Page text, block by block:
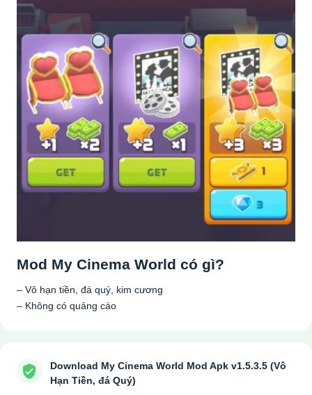
Mod My Cinema World có gì?
– Vô hạn tiền, đá quý, kim cương
– Không có quảng cáo
Download My Cinema World Mod Apk v1.5.3.5 (Vô
Hạn Tiền, đá Quý)